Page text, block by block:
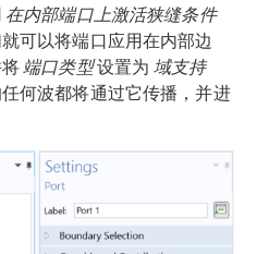
在内部端口上激活狭缝条件
可以将端口应用在内部边
将端口类型设置为 域支持
何波都将通过它传播，并进